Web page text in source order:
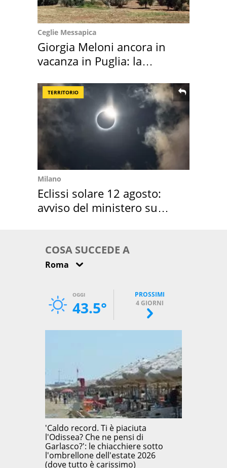
Ceglie Messapica
Giorgia Meloni ancora in
vacanza in Puglia: la
TERRITORIO
Milano
Eclissi solare 12 agosto:
avviso del ministero su